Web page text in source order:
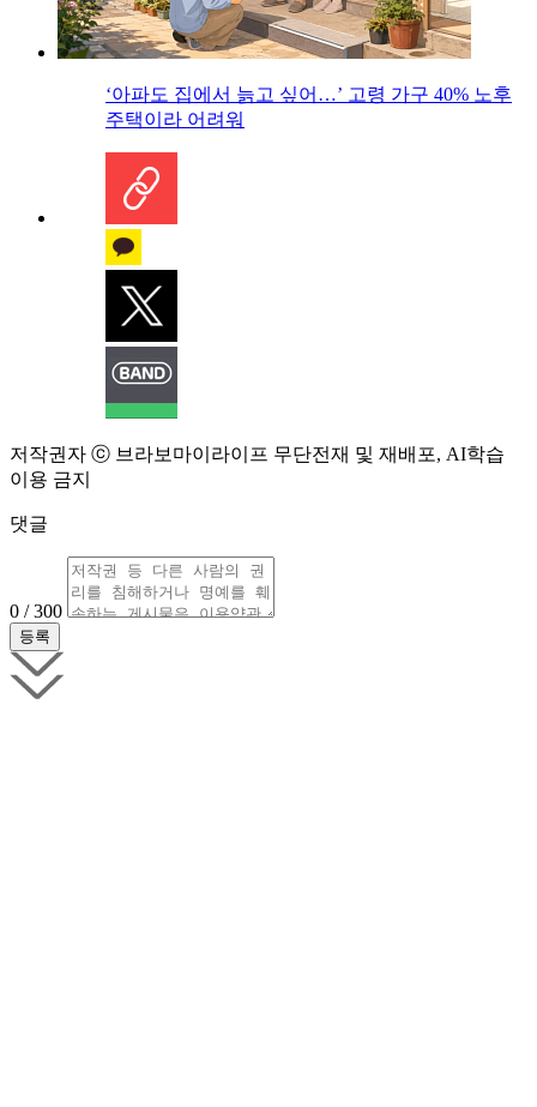
‘아파도 집에서 늙고 싶어…’ 고령 가구 40% 노후
주택이라 어려워
저작권자 ⓒ 브라보마이라이프 무단전재 및 재배포, AI학습
이용 금지
댓글
0 / 300